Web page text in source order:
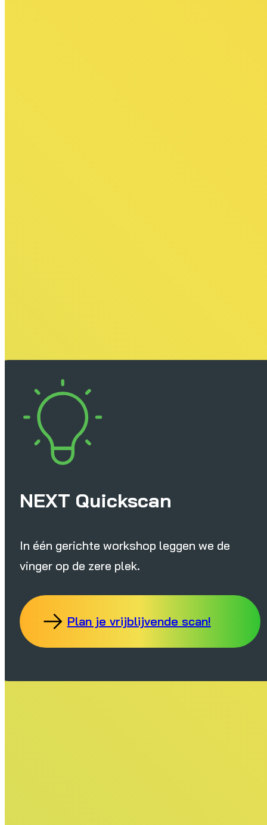
NEXT Quickscan
In één gerichte workshop leggen we de
vinger op de zere plek.
Plan je vrijblijvende scan!